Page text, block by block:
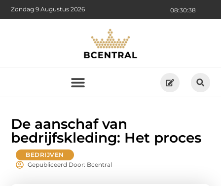
08:30:40
Zondag 9 Augustus 2026
De aanschaf van
bedrijfskleding: Het proces
BEDRIJVEN
Gepubliceerd Door: Bcentral